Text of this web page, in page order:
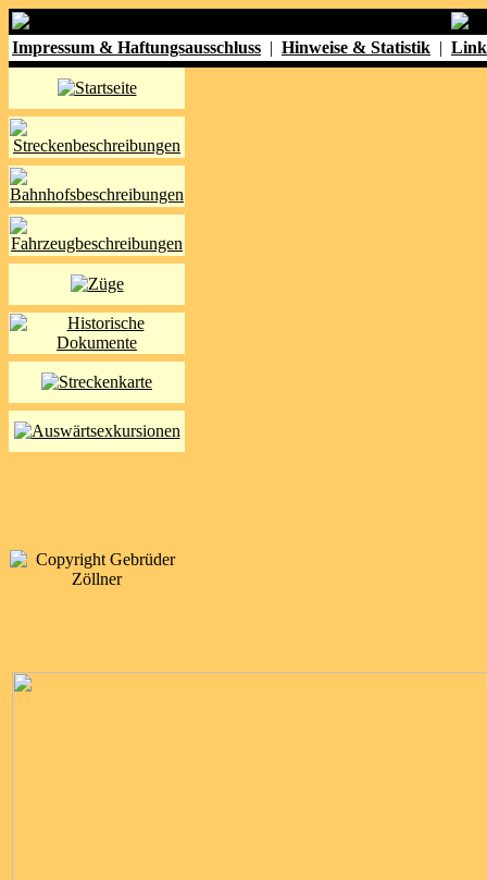
Impressum & Haftungsausschluss | Hinweise & Statistik |